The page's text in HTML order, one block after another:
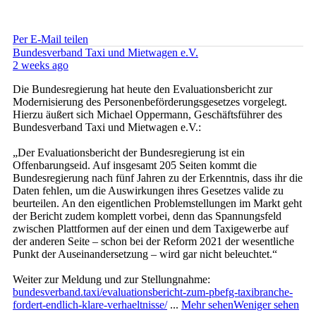
Per E-Mail teilen
Bundesverband Taxi und Mietwagen e.V.
2 weeks ago
Die Bundesregierung hat heute den Evaluationsbericht zur
Modernisierung des Personenbeförderungsgesetzes vorgelegt.
Hierzu äußert sich Michael Oppermann, Geschäftsführer des
Bundesverband Taxi und Mietwagen e.V.:
„Der Evaluationsbericht der Bundesregierung ist ein
Offenbarungseid. Auf insgesamt 205 Seiten kommt die
Bundesregierung nach fünf Jahren zu der Erkenntnis, dass ihr die
Daten fehlen, um die Auswirkungen ihres Gesetzes valide zu
beurteilen. An den eigentlichen Problemstellungen im Markt geht
der Bericht zudem komplett vorbei, denn das Spannungsfeld
zwischen Plattformen auf der einen und dem Taxigewerbe auf
der anderen Seite – schon bei der Reform 2021 der wesentliche
Punkt der Auseinandersetzung – wird gar nicht beleuchtet.“
Weiter zur Meldung und zur Stellungnahme:
bundesverband.taxi/evaluationsbericht-zum-pbefg-taxibranche-
fordert-endlich-klare-verhaeltnisse/ ... Mehr sehenWeniger sehen